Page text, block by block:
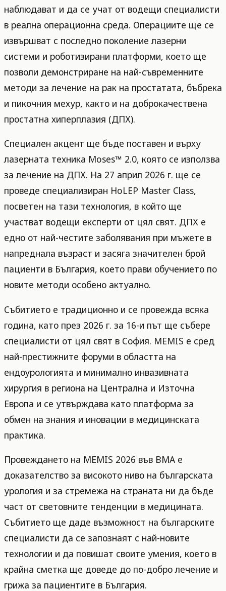
наблюдават и да се учат от водещи специалисти
в реална операционна среда. Операциите ще се
извършват с последно поколение лазерни
системи и роботизирани платформи, което ще
позволи демонстриране на най-съвременните
методи за лечение на рак на простатата, бъбрека
и пикочния мехур, както и на доброкачествена
простатна хиперплазия (ДПХ).
Специален акцент ще бъде поставен и върху
лазерната техника Moses™ 2.0, която се използва
за лечение на ДПХ. На 27 април 2026 г. ще се
проведе специализиран HoLEP Master Class,
посветен на тази технология, в който ще
участват водещи експерти от цял свят. ДПХ е
едно от най-честите заболявания при мъжете в
напреднала възраст и засяга значителен брой
пациенти в България, което прави обучението по
новите методи особено актуално.
Събитието е традиционно и се провежда всяка
година, като през 2026 г. за 16-и път ще събере
специалисти от цял свят в София. MEMIS е сред
най-престижните форуми в областта на
ендоурологията и минимално инвазивната
хирургия в региона на Централна и Източна
Европа и се утвърждава като платформа за
обмен на знания и иновации в медицинската
практика.
Провеждането на MEMIS 2026 във ВМА е
доказателство за високото ниво на българската
урология и за стремежа на страната ни да бъде
част от световните тенденции в медицината.
Събитието ще даде възможност на българските
специалисти да се запознаят с най-новите
технологии и да повишат своите умения, което в
крайна сметка ще доведе до по-добро лечение и
грижа за пациентите в България.